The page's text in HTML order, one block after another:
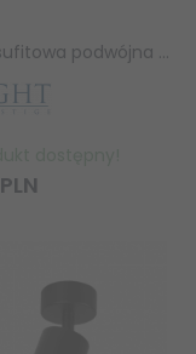
Lampa sufitowa podwójna natynkowa nowoczesna tuba regulowana spot sufitowy czarny Virella LP-4930/2WS BK Light Prestige
PLN